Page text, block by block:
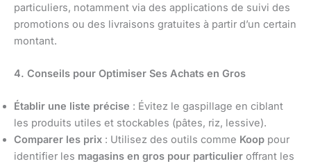
particuliers, notamment via des applications de suivi des
promotions ou des livraisons gratuites à partir d’un certain
montant.
4. Conseils pour Optimiser Ses Achats en Gros
Établir une liste précise : Évitez le gaspillage en ciblant
les produits utiles et stockables (pâtes, riz, lessive).
Comparer les prix : Utilisez des outils comme Koop pour
identifier les magasins en gros pour particulier offrant les